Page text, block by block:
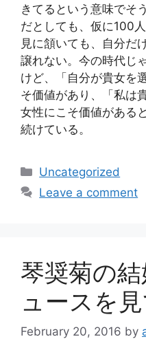
きてるという意味でそ
だとしても、仮に100
見に頷いても、自分だ
譲れない。今の時代じ
けど、「自分が貴女を
そ価値があり、「私は
女性にこそ価値がある
続けている。
Categories
Uncategorized
Leave a comment
琴奨菊の
ュースを
February 20, 2016 by